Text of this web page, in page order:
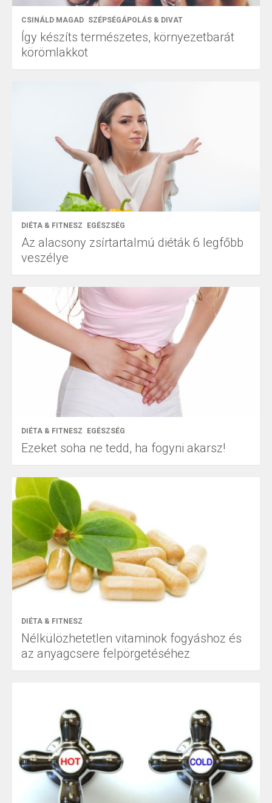
CSINÁLD MAGAD SZÉPSÉGÁPOLÁS & DIVAT
Így készíts természetes, környezetbarát
körömlakkot
DIÉTA & FITNESZ EGÉSZSÉG
Az alacsony zsírtartalmú diéták 6 legfőbb
veszélye
DIÉTA & FITNESZ EGÉSZSÉG
Ezeket soha ne tedd, ha fogyni akarsz!
DIÉTA & FITNESZ
Nélkülözhetetlen vitaminok fogyáshoz és
az anyagcsere felpörgetéséhez